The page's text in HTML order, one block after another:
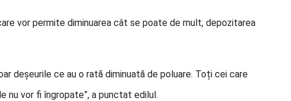
vor permite diminuarea cât se poate de mult, depozitarea
deșeurile ce au o rată diminuată de poluare. Toți cei care
nu vor fi îngropate”, a punctat edilul.